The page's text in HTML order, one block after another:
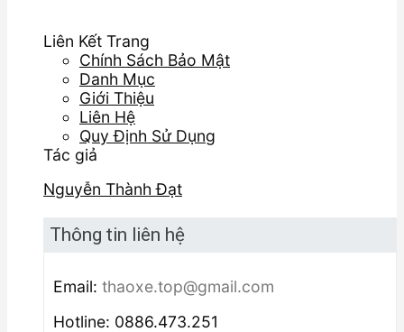
Liên Kết Trang
Chính Sách Bảo Mật
Danh Mục
Giới Thiệu
Liên Hệ
Quy Định Sử Dụng
Tác giả
Nguyễn Thành Đạt
Thông tin liên hệ
Email: thaoxe.top@gmail.com
Hotline: 0886.473.251